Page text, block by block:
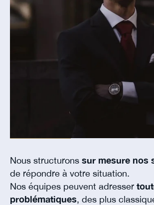
Nous structurons sur mesure nos
de répondre à votre situation.
Nos équipes peuvent adresser
problématiques, des plus